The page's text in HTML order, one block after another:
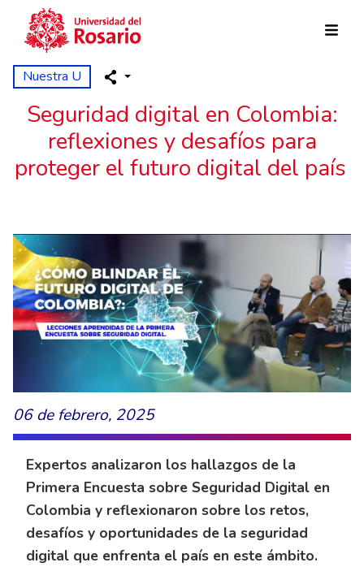
Pasar al contenido principal
Nuestra U
Seguridad digital en Colombia:
reflexiones y desafíos para
proteger el futuro digital del país
06 de febrero, 2025
Expertos analizaron los hallazgos de la
Primera Encuesta sobre Seguridad Digital en
Colombia y reflexionaron sobre los retos,
desafíos y oportunidades de la seguridad
digital que enfrenta el país en este ámbito.